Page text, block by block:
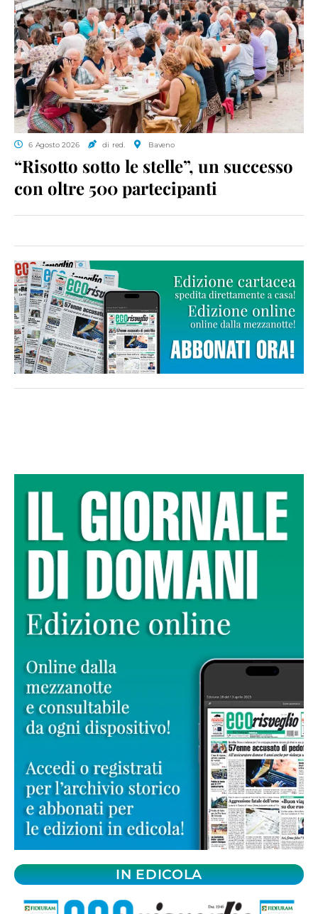
6 Agosto 2026 di red. Baveno
“Risotto sotto le stelle”, un successo
con oltre 500 partecipanti
IN EDICOLA